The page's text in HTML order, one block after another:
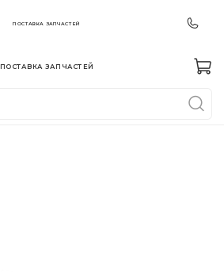
ПОСТАВКА ЗАПЧАСТЕЙ
ПОСТАВКА ЗАПЧАСТЕЙ